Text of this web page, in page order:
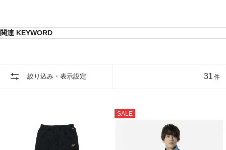
関連 KEYWORD
絞り込み・表示設定 31 件
SALE